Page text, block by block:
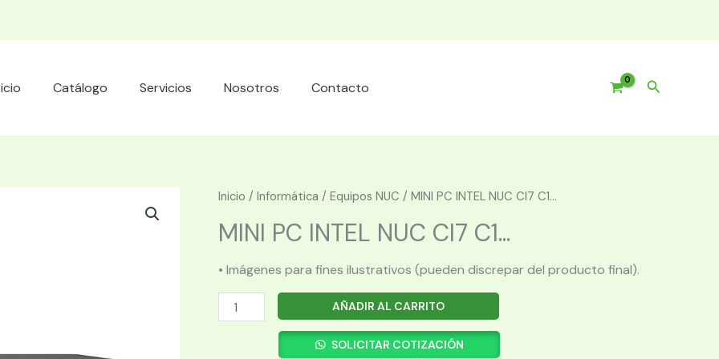
Catálogo Servicios Nosotros Contacto Buscar
Inicio / Informática / Equipos NUC / MINI PC INTEL NUC CI7 C1...
MINI PC INTEL NUC CI7 C1...
• Imágenes para fines ilustrativos (pueden discrepar del producto final).
MINI
PC
AÑADIR AL CARRITO
SOLICITAR COTIZACIÓN